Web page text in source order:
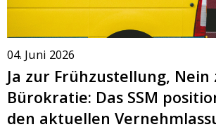
04. Juni 2026
Ja zur Frühzustellung, Nein
Bürokratie: Das SSM
den aktuellen